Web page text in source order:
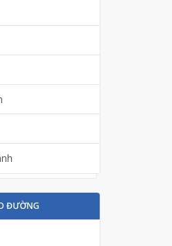
ĐƯỜNG